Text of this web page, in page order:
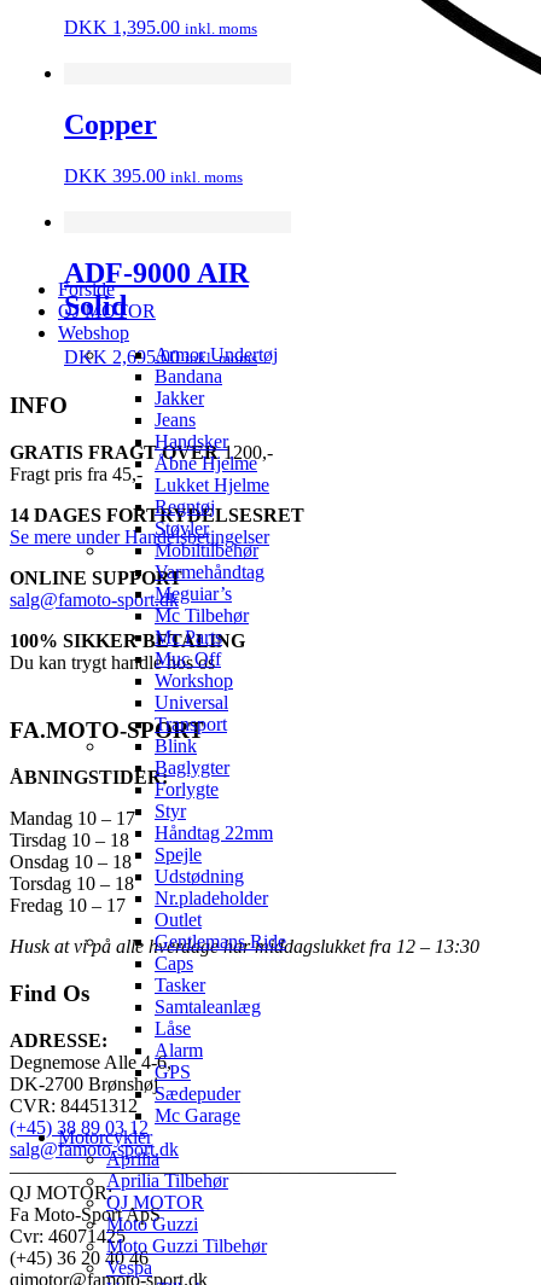
Forside
QJ MOTOR
Webshop
Armor Undertøj
Bandana
Jakker
Jeans
Handsker
Åbne Hjelme
Lukket Hjelme
Regntøj
Støvler
Mobiltilbehør
Varmehåndtag
Meguiar’s
Mc Tilbehør
Mc Parts
Muc Off
Workshop
Universal
Transport
Blink
Baglygter
Forlygte
Styr
Håndtag 22mm
Spejle
Udstødning
Nr.pladeholder
Outlet
Gentlemans Ride
Caps
Tasker
Samtaleanlæg
Låse
Alarm
GPS
Sædepuder
Mc Garage
Motorcykler
Aprilia
Aprilia Tilbehør
QJ MOTOR
Moto Guzzi
Moto Guzzi Tilbehør
Vespa
DKK 1,395.00 inkl. moms
Copper
DKK 395.00 inkl. moms
ADF-9000 AIR
Solid
DKK 2,695.00 inkl. moms
INFO
GRATIS FRAGT OVER1200,-
Fragt pris fra 45,-
14 DAGES FORTRYDELSESRET
Se mere under Handelsbetingelser
ONLINE SUPPORT
salg@famoto-sport.dk
100% SIKKER BETALING
Du kan trygt handle hos os
FA.MOTO-SPORT
ÅBNINGSTIDER:
Mandag 10 – 17
Tirsdag 10 – 18
Onsdag 10 – 18
Torsdag 10 – 18
Fredag 10 – 17
Husk at vi på alle hverdage har middagslukket fra 12 – 13:30
Find Os
ADRESSE:
Degnemose Alle 4-6,
DK-2700 Brønshøj
CVR: 84451312
(+45) 38 89 03 12
salg@famoto-sport.dk
————————————————————
QJ MOTOR:
Fa Moto-Sport ApS
Cvr: 46071425
(+45) 36 20 40 46
qjmotor@famoto-sport.dk